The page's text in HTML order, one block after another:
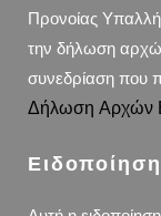
Προνοίας
την δήλωση
συνεδρίαση που
Δήλωση Αρχών